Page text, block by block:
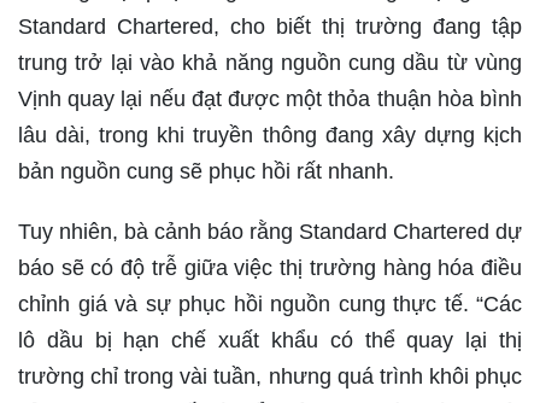
Standard Chartered, cho biết thị trường đang tập
trung trở lại vào khả năng nguồn cung dầu từ vùng
Vịnh quay lại nếu đạt được một thỏa thuận hòa bình
lâu dài, trong khi truyền thông đang xây dựng kịch
bản nguồn cung sẽ phục hồi rất nhanh.
Tuy nhiên, bà cảnh báo rằng Standard Chartered dự
báo sẽ có độ trễ giữa việc thị trường hàng hóa điều
chỉnh giá và sự phục hồi nguồn cung thực tế. “Các
lô dầu bị hạn chế xuất khẩu có thể quay lại thị
trường chỉ trong vài tuần, nhưng quá trình khôi phục